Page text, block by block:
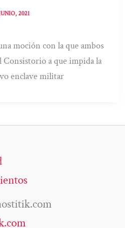
2021
moción con la que ambos
Consistorio a que impida la
enclave militar